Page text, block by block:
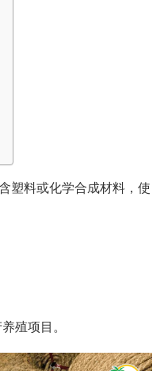
塑料或化学合成材料，使
殖项目。